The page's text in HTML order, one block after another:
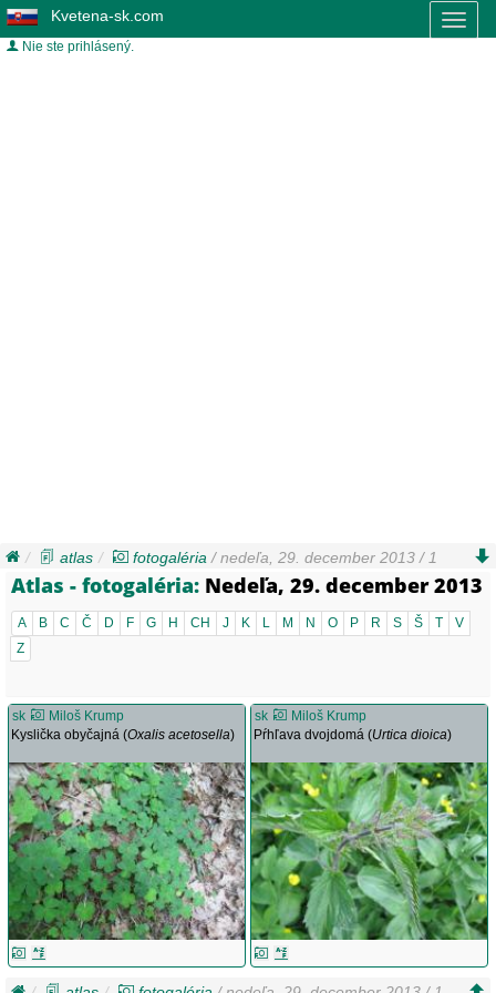
Kvetena-sk.com
Nie ste prihlásený.
atlas fotogaléria / nedeľa, 29. december 2013 / 1
Atlas - fotogaléria: Nedeľa, 29. december 2013
A B C Č D F G H CH J K L M N O P R S Š T
V
Z
sk
Miloš Krump
Kyslička obyčajná (Oxalis acetosella)
sk
Miloš Krump
Pŕhľava dvojdomá (Urtica dioica)